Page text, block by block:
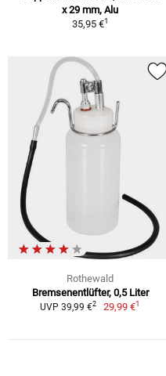
x 29 mm, Alu
35,95 €1
Rothewald
Bremsenentlüfter, 0,5 Liter
UVP 39,99 €2 29,99 €1